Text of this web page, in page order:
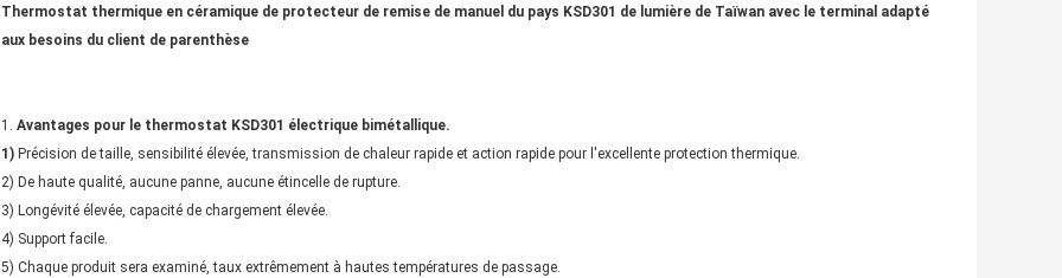
Thermostat thermique en céramique de protecteur de remise de manuel du pays KSD301 de lumière de Taïwan avec le terminal adapté
aux besoins du client de parenthèse
1. Avantages pour le thermostat KSD301 électrique bimétallique.
1) Précision de taille, sensibilité élevée, transmission de chaleur rapide et action rapide pour l'excellente protection thermique.
2) De haute qualité, aucune panne, aucune étincelle de rupture.
3) Longévité élevée, capacité de chargement élevée.
4) Support facile.
5) Chaque produit sera examiné, taux extrêmement à hautes températures de passage.